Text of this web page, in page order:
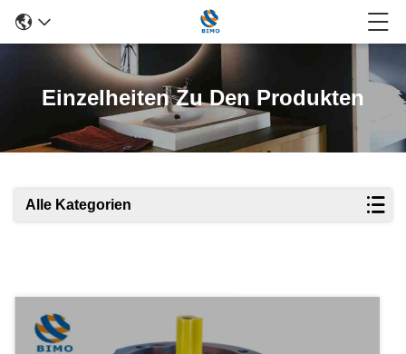
Einzelheiten Zu Den Produkten
Alle Kategorien